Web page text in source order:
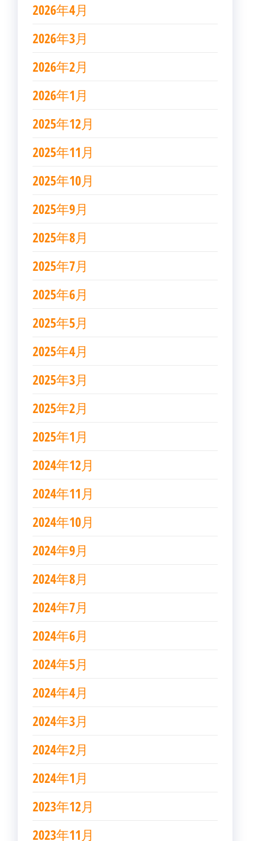
2026年4月
2026年3月
2026年2月
2026年1月
2025年12月
2025年11月
2025年10月
2025年9月
2025年8月
2025年7月
2025年6月
2025年5月
2025年4月
2025年3月
2025年2月
2025年1月
2024年12月
2024年11月
2024年10月
2024年9月
2024年8月
2024年7月
2024年6月
2024年5月
2024年4月
2024年3月
2024年2月
2024年1月
2023年12月
2023年11月